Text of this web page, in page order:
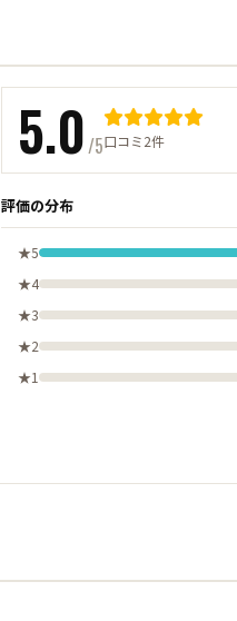
5.0/5口コミ2件
評価の分布
★5
★4
★3
★2
★1